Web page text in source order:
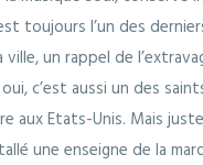
toujours l’un des
ville, un rappel de
c’est aussi un des
aux Etats-Unis. Mais
une enseigne de la